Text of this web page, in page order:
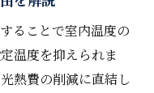
ることで室内温度の
温度を抑えられま
熱費の削減に直結し